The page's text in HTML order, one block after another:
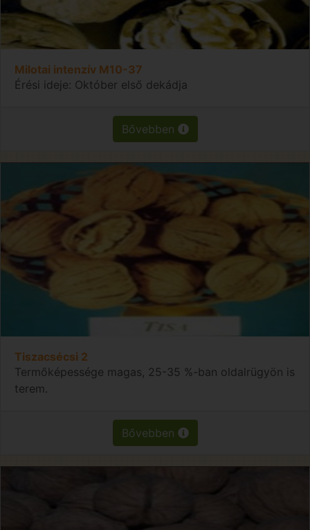
Milotai intenzív M10-37
Érési ideje: Október első dekádja
Bővebben
Tiszacsécsi 2
Termőképessége magas, 25-35 %-ban oldalrügyön is
terem.
Bővebben